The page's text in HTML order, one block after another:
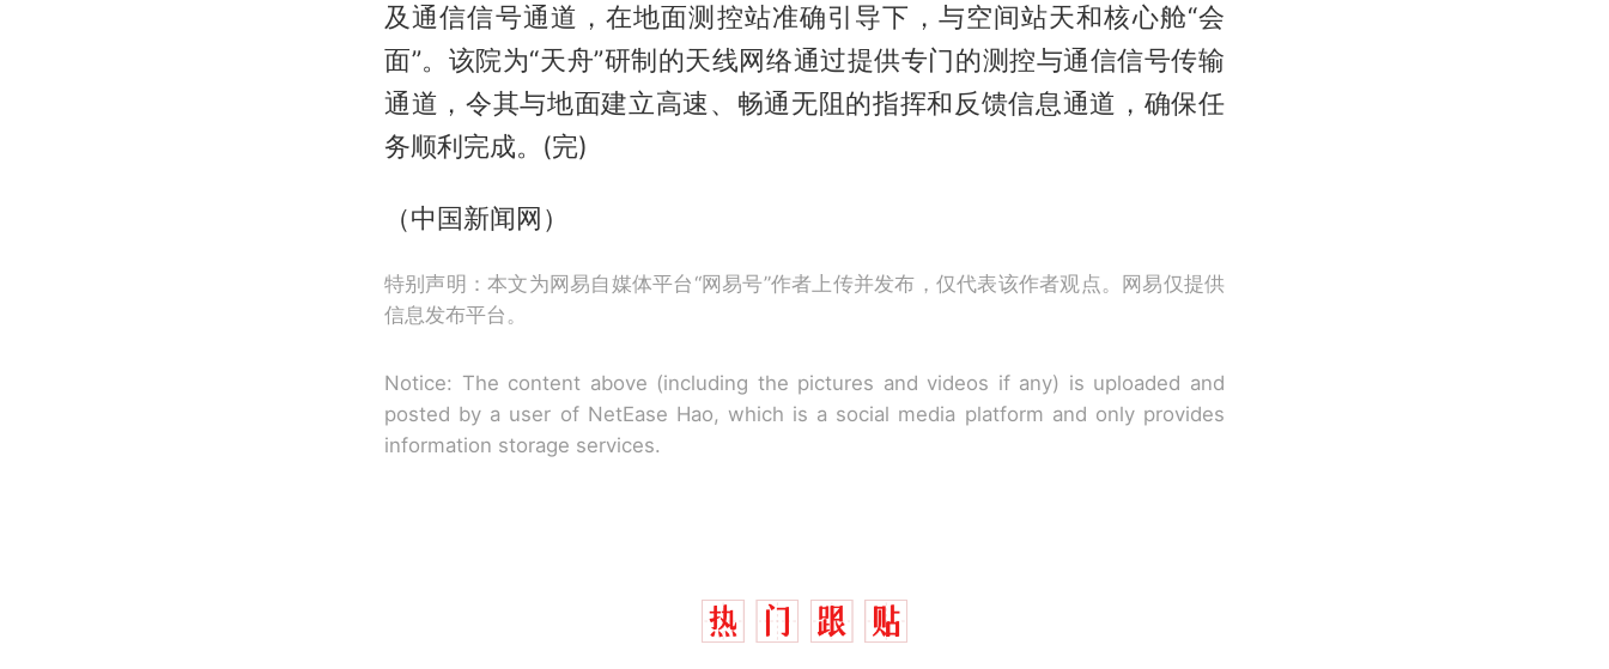
及通信信号通道，在地面测控站准确引导下，与空间站天和核心舱“会
面”。该院为“天舟”研制的天线网络通过提供专门的测控与通信信号传输
通道，令其与地面建立高速、畅通无阻的指挥和反馈信息通道，确保任
务顺利完成。(完)
（中国新闻网）
特别声明：本文为网易自媒体平台“网易号”作者上传并发布，仅代表该作者观点。网易仅提供
信息发布平台。
Notice: The content above (including the pictures and videos if any) is uploaded and
posted by a user of NetEase Hao, which is a social media platform and only provides
information storage services.